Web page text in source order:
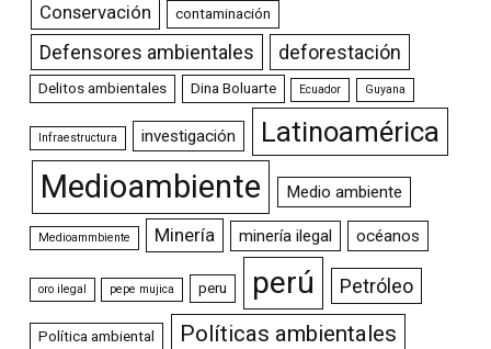
Conservación contaminación
Defensores ambientales deforestación
Delitos ambientales Dina Boluarte Ecuador Guyana
Infraestructura investigación Latinoamérica
Medioambiente Medio ambiente
Medioammbiente Minería minería ilegal océanos
oro ilegal pepe mujica peru perú Petróleo
Política ambiental Políticas ambientales